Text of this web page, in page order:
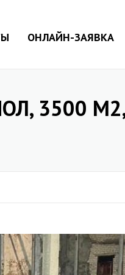
ОНЛАЙН-ЗАЯВКА
3500